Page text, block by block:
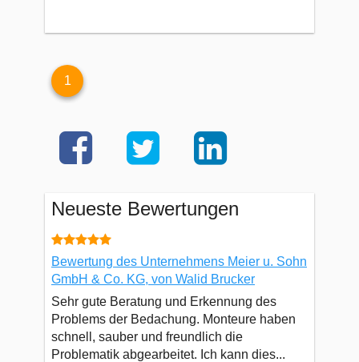
1
Neueste Bewertungen
Bewertung des Unternehmens Meier u. Sohn
GmbH & Co. KG, von Walid Brucker
Sehr gute Beratung und Erkennung des
Problems der Bedachung. Monteure haben
schnell, sauber und freundlich die
Problematik abgearbeitet. Ich kann dies...